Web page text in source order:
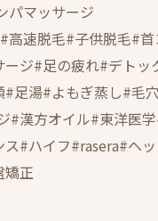
パマッサージ
高速脱毛#子供脱毛#
ージ#足の疲れ#デトッ
#足湯#よもぎ蒸し#毛
#漢方オイル#東洋医
#ハイフ#rasera#ヘ
矯正